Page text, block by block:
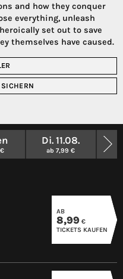
and how they conquer
everything, unleash
set out to save
themselves have caused.
Di. 11.08.
ab 7,99 €
AB
8,99 €
TICKETS KAUFEN